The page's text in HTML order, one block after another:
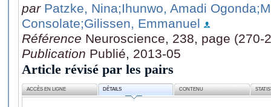
par Patzke, Nina;Ihunwo, Amadi Ogonda
Consolate;Gilissen, Emmanuel
Référence Neuroscience, 238, page (270-
Publication Publié, 2013-05
Article révisé par les pairs
ACCÈS EN LIGNE DÉTAILS CONTENU